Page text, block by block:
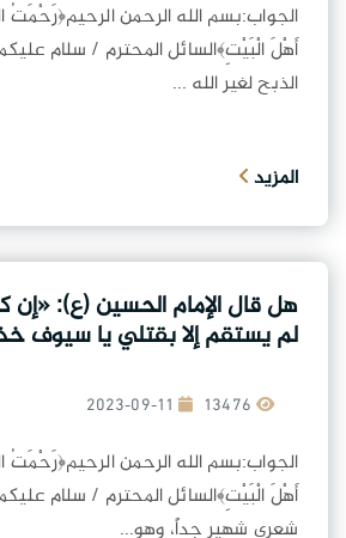
الجواب:بسم الله الرحمن الرحيم﴿رَحْمَتُ
أَهْلَ الْبَيْتِ﴾السائل المحترم / سلام
الذبح لغير الله ...
المزيد
هل قال الإمام الحسين (ع):
لم يستقم إلا بقتلي يا سيوف
2023-09-11
الجواب:بسم الله الرحمن الرحيم﴿رَحْمَتُ
أَهْلَ الْبَيْتِ﴾السائل المحترم / سلام
شعري شهير جداً، وهو...